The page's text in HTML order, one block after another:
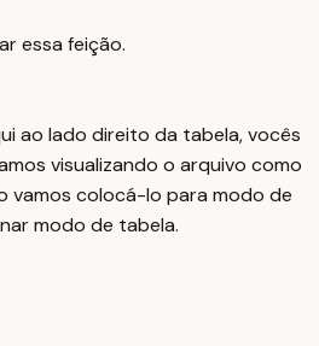
essa feição.
ao lado direito da tabela, vocês
visualizando o arquivo como
vamos colocá-lo para modo de
modo de tabela.